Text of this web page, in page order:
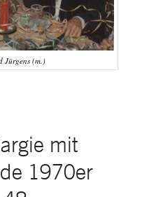
Jürgens (m.)
mit
1970er